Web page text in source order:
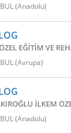
(Anadolu)
EĞITIM VE
(Avrupa)
İLKEM
(Anadolu)